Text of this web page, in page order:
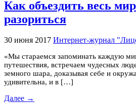
Как объездить весь
разориться
30 июня 2017 Интернет-журнал
«Мы стараемся запоминать каждую
путешествия, встречаем чудесных
земного шара, доказывая себе и
удивительна, и в […]
Далее →